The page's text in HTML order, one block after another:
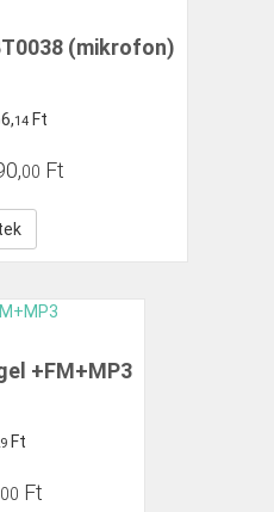
(mikrofon)
,14 Ft
,00 Ft
+FM+MP3
Ft
00 Ft